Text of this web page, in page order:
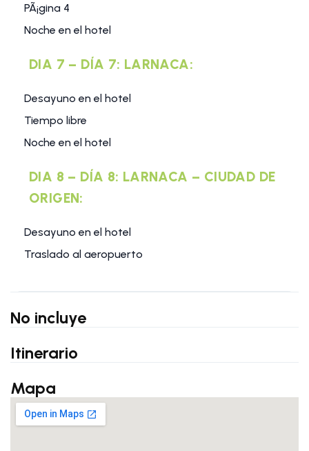
PÃ¡gina 4
Noche en el hotel
DIA 7 – DÍA 7: LARNACA:
Desayuno en el hotel
Tiempo libre
Noche en el hotel
DIA 8 – DÍA 8: LARNACA – CIUDAD DE
ORIGEN:
Desayuno en el hotel
Traslado al aeropuerto
No incluye
Itinerario
Mapa